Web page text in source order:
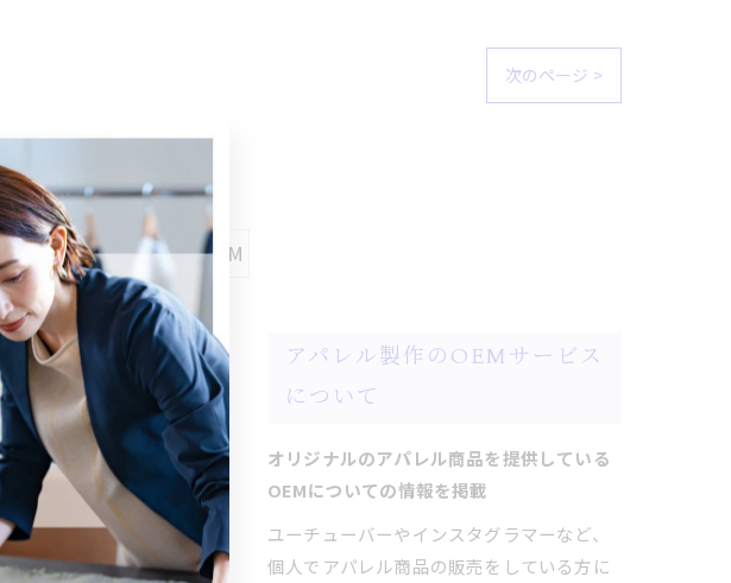
次のページ >
#小ロット生産 #OEM
アパレル製作のOEMサービス
について
オリジナルのアパレル商品を提供している
OEMについての情報を掲載
ユーチューバーやインスタグラマーなど、
個人でアパレル商品の販売をしている方に